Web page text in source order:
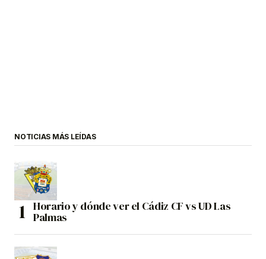
NOTICIAS MÁS LEÍDAS
Horario y dónde ver el Cádiz CF vs UD Las
Palmas